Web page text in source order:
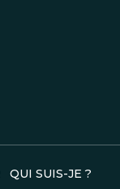
QUI SUIS-JE ?